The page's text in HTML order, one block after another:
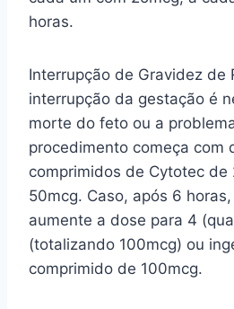
horas.
Interrupção de Gravidez de
interrupção da gestação é
morte do feto ou a
procedimento começa com
comprimidos de Cytotec
50mcg. Caso, após 6
aumente a dose para 4
(totalizando 100mcg) ou
comprimido de 100mcg.